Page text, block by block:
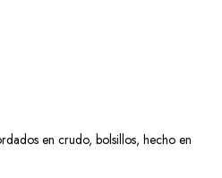
en crudo, bolsillos, hecho en